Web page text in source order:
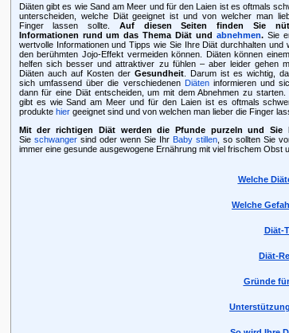
Diäten gibt es wie Sand am Meer und für den Laien ist es oftmals
unterscheiden, welche Diät geeignet ist und von welcher man
Finger lassen sollte. Auf diesen Seiten finden Sie
Informationen rund um das Thema Diät und abnehmen.Sie
wertvolle Informationen und Tipps wie Sie Ihre Diät durchhalten und
den berühmten Jojo-Effekt vermeiden können. Diäten können
helfen sich besser und attraktiver zu fühlen – aber leider gehen
Diäten auch auf Kosten der Gesundheit. Darum ist es wichtig,
sich umfassend über die verschiedenen Diäteninformieren und
dann für eine Diät entscheiden, um mit dem Abnehmen zu starten.
gibt es wie Sand am Meer und für den Laien ist es oftmals
produkte hiergeeignet sind und von welchen man lieber die Finger
Mit der richtigen Diät werden die Pfunde purzeln und Sie
Sie schwangersind oder wenn Sie Ihr Baby stillen , so sollten Sie
immer eine gesunde ausgewogene Ernährung mit viel frischem Obst
Welche
Welche
Diät-
Diät-
Gründe